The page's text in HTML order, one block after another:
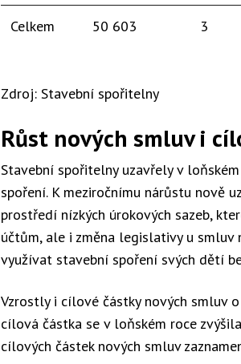
Celkem 50 603 3
Zdroj: Stavební spořitelny
Růst nových smluv i
Stavební spořitelny uzavřely v
spoření. K meziročnímu nárůstu nově
prostředí nízkých úrokových sazeb,
účtům, ale i změna legislativy u
využívat stavební spoření svých dětí
Vzrostly i cílové částky nových smluv
cílová částka se v loňském roce
cílových částek nových smluv